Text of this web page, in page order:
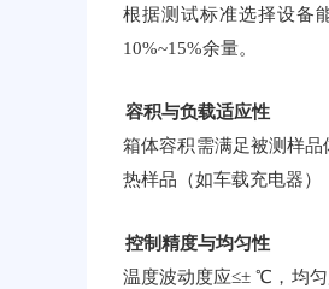
根据测试标准选择设备
10%~15%余量。
容积与负载适应性
箱体容积需满足被测样
热样品（如车载充电器）
控制精度与均匀性
温度波动度应≤± ℃，均